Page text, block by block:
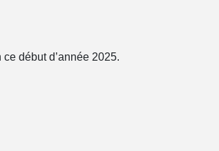
début d’année 2025.